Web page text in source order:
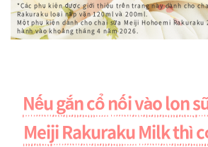
*Các phụ kiện được giới thiệu trên trang này dành cho
Rakuraku loại nắp vặn 120ml và 200ml.
Một phụ kiện dành cho chai sữa Meiji Hohoemi
hành vào khoảng tháng 4 năm 2026.
Nếu gắn cổ nối vào lon
Meiji Rakuraku Milk thì